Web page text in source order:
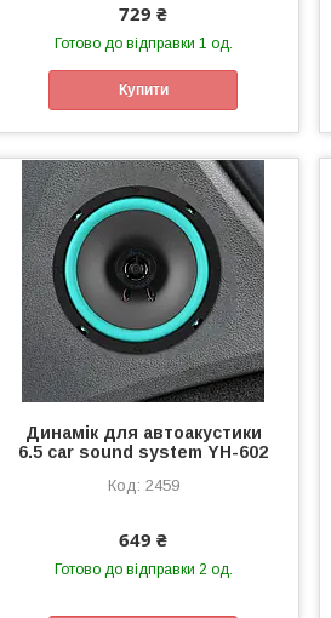
729 ₴
Готово до відправки 1 од.
Купити
Динамік для автоакустики
6.5 car sound system YH-602
2459
649 ₴
Готово до відправки 2 од.